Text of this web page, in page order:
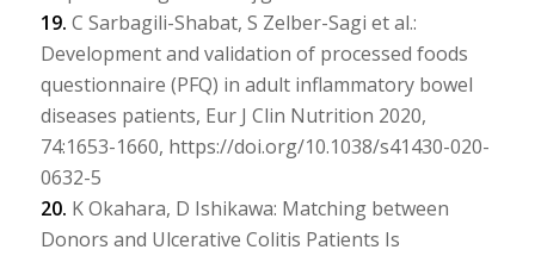
19. C Sarbagili-Shabat, S Zelber-Sagi et al.:
Development and validation of processed foods
questionnaire (PFQ) in adult inflammatory bowel
diseases patients, Eur J Clin Nutrition 2020,
74:1653-1660, https://doi.org/10.1038/s41430-020-
0632-5
20. K Okahara, D Ishikawa: Matching between
Donors and Ulcerative Colitis Patients Is